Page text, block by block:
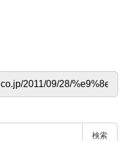
検索